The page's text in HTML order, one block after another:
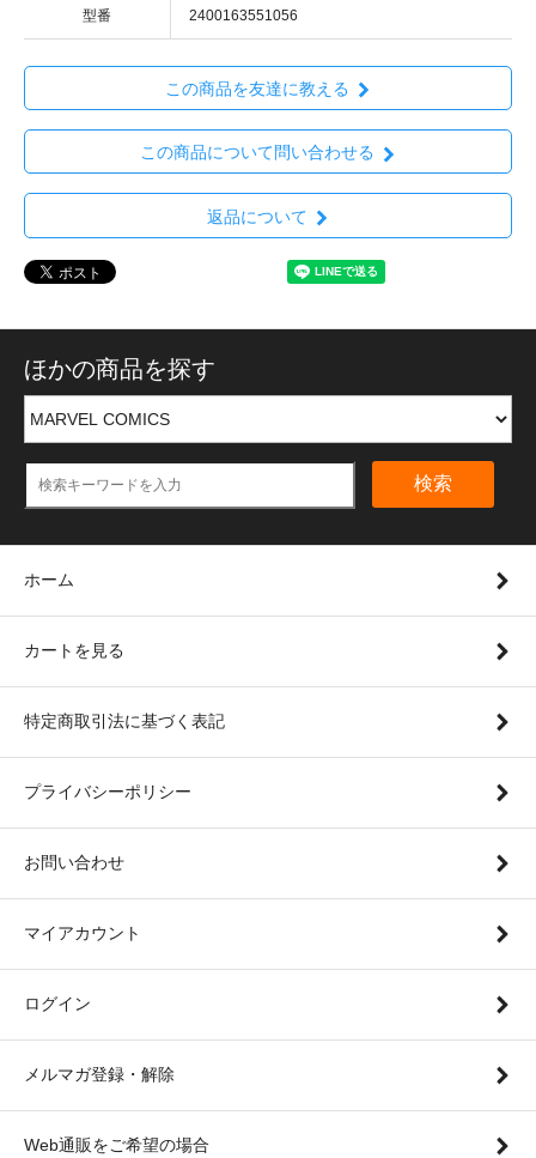
型番 2400163551056
この商品を友達に教える
この商品について問い合わせる
返品について
ほかの商品を探す
検索
ホーム
カートを見る
特定商取引法に基づく表記
プライバシーポリシー
お問い合わせ
マイアカウント
ログイン
メルマガ登録・解除
Web通販をご希望の場合